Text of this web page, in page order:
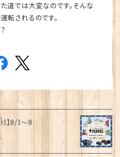
道では大変なのです。そんな
転されるのです。
】8/1〜8